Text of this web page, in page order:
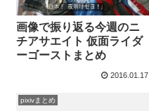
画像で振り返る今週のニ
チアサエイト 仮面ライダ
ーゴーストまとめ
2016.01.17
pixivまとめ